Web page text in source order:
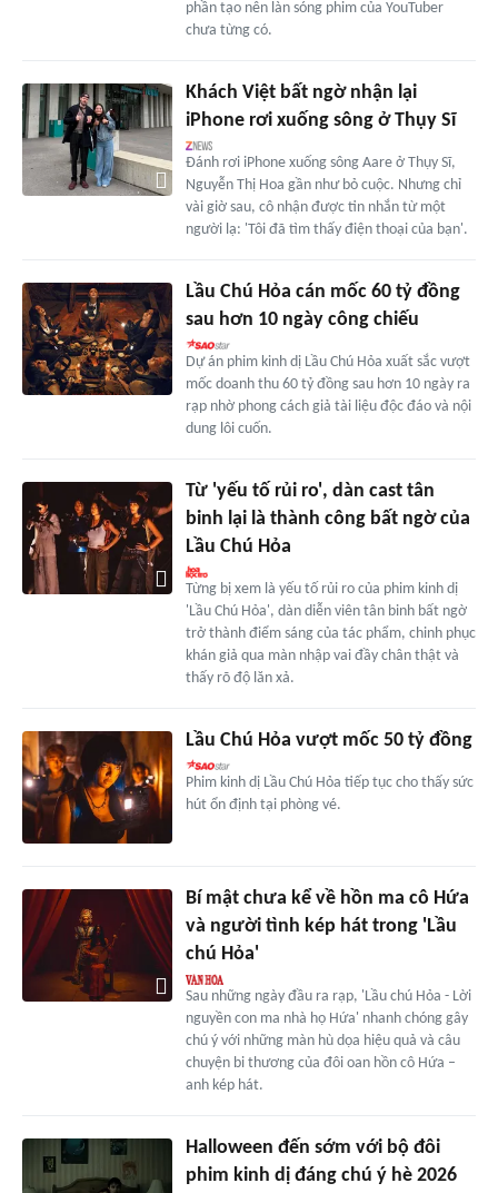
phần tạo nên làn sóng phim của YouTuber
chưa từng có.
Khách Việt bất ngờ nhận lại
iPhone rơi xuống sông ở Thụy Sĩ
Đánh rơi iPhone xuống sông Aare ở Thụy Sĩ,
Nguyễn Thị Hoa gần như bỏ cuộc. Nhưng chỉ
vài giờ sau, cô nhận được tin nhắn từ một
người lạ: 'Tôi đã tìm thấy điện thoại của bạn'.
Lầu Chú Hỏa cán mốc 60 tỷ đồng
sau hơn 10 ngày công chiếu
Dự án phim kinh dị Lầu Chú Hỏa xuất sắc vượt
mốc doanh thu 60 tỷ đồng sau hơn 10 ngày ra
rạp nhờ phong cách giả tài liệu độc đáo và nội
dung lôi cuốn.
Từ 'yếu tố rủi ro', dàn cast tân
binh lại là thành công bất ngờ của
Lầu Chú Hỏa
Từng bị xem là yếu tố rủi ro của phim kinh dị
'Lầu Chú Hỏa', dàn diễn viên tân binh bất ngờ
trở thành điểm sáng của tác phẩm, chinh phục
khán giả qua màn nhập vai đầy chân thật và
thấy rõ độ lăn xả.
Lầu Chú Hỏa vượt mốc 50 tỷ đồng
Phim kinh dị Lầu Chú Hỏa tiếp tục cho thấy sức
hút ổn định tại phòng vé.
Bí mật chưa kể về hồn ma cô Hứa
và người tình kép hát trong 'Lầu
chú Hỏa'
Sau những ngày đầu ra rạp, 'Lầu chú Hỏa - Lời
nguyền con ma nhà họ Hứa' nhanh chóng gây
chú ý với những màn hù dọa hiệu quả và câu
chuyện bi thương của đôi oan hồn cô Hứa –
anh kép hát.
Halloween đến sớm với bộ đôi
phim kinh dị đáng chú ý hè 2026